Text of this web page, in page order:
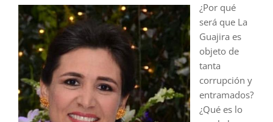
¿Por qué
será que La
Guajira es
objeto de
tanta
corrupción y
entramados?
¿Qué es lo